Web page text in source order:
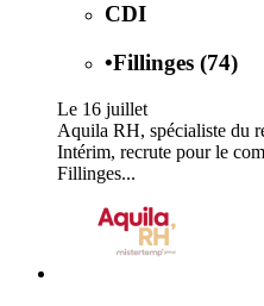
CDI
•Fillinges (74)
Le 16 juillet
Aquila RH, spécialiste du
Intérim, recrute pour le
Fillinges...